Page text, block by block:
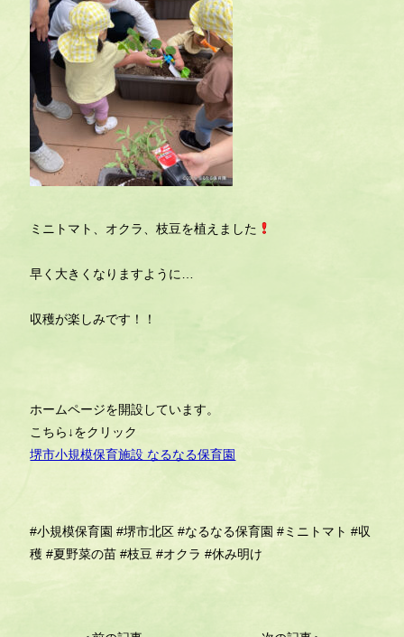
ミニトマト、オクラ、枝豆を植えました
早く大きくなりますように…
収穫が楽しみです！！
ホームページを開設しています。
こちら↓をクリック
堺市小規模保育施設 なるなる保育園
#小規模保育園 #堺市北区 #なるなる保育園 #ミニトマト #収
穫 #夏野菜の苗 #枝豆 #オクラ #休み明け